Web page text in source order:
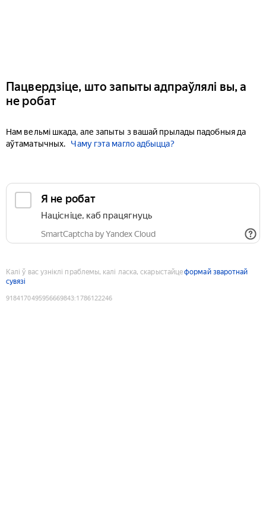
Пацвердзіце, што запыты адпраўлялі вы, а
не робат
Нам вельмі шкада, але запыты з вашай прылады падобныя да
аўтаматычных.
Чаму гэта магло адбыцца?
Я не робат
Націсніце, каб працягнуць
SmartCaptcha by Yandex Cloud
Калі ў вас узніклі праблемы, калі ласка, скарыстайцеформай зваротнай
сувязі
9184170495956669843:1786122246